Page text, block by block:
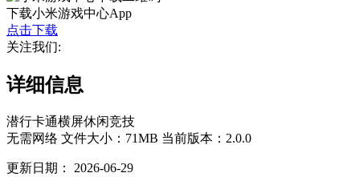
下载小米游戏中心App
点击下载
关注我们:
详细信息
潜行卡通横屏休闲竞技
无需网络 文件大小：71MB 当前版本：2.0.0
更新日期： 2026-06-29